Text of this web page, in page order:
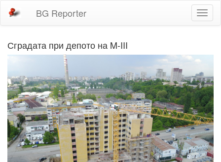
BG Reporter
Сградата при депото на M-III